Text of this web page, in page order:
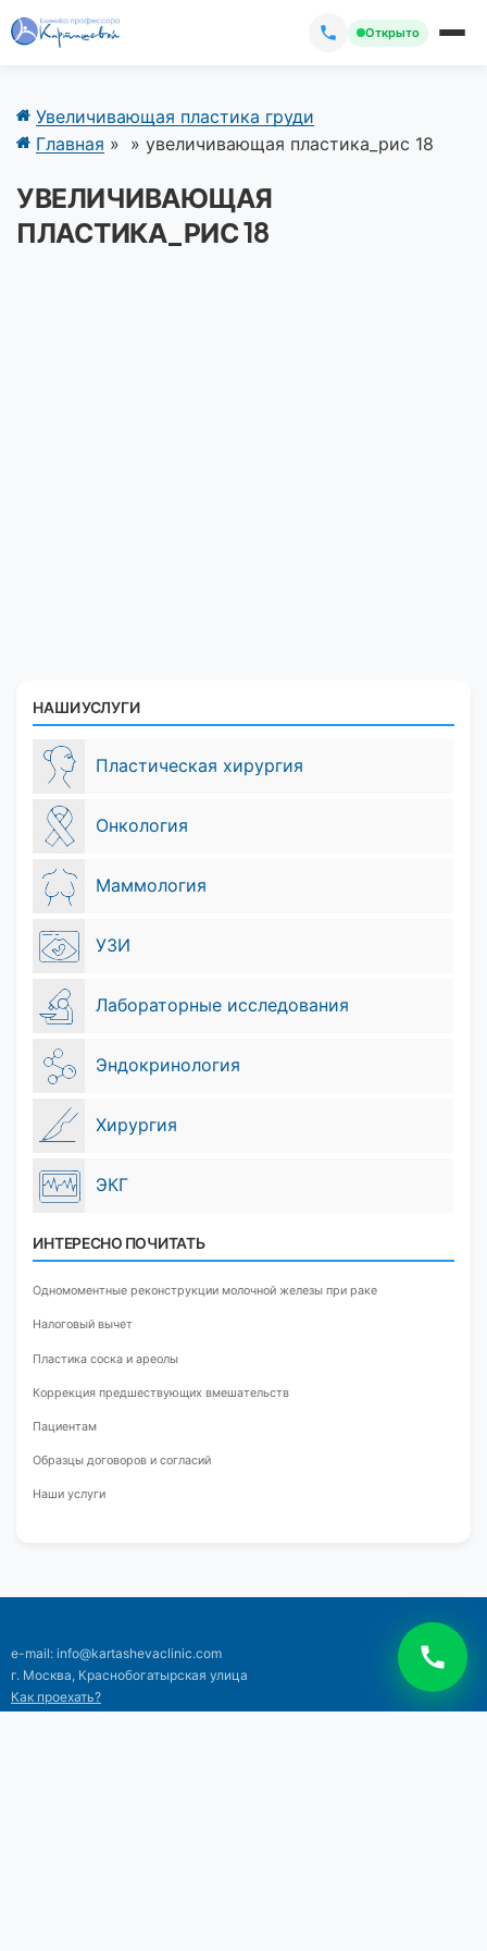
Открыто
Увеличивающая пластика груди
Главная » » увеличивающая пластика_рис 18
УВЕЛИЧИВАЮЩАЯ
ПЛАСТИКА_РИС 18
НАШИ УСЛУГИ
Пластическая хирургия
Онкология
Маммология
УЗИ
Лабораторные исследования
Эндокринология
Хирургия
ЭКГ
ИНТЕРЕСНО ПОЧИТАТЬ
Одномоментные реконструкции молочной железы при раке
Налоговый вычет
Пластика соска и ареолы
Коррекция предшествующих вмешательств
Пациентам
Образцы договоров и согласий
Наши услуги
e-mail: info@kartashevaclinic.com
г. Москва, Краснобогатырская улица
Как проехать?